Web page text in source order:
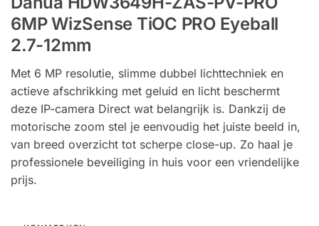
6MP WizSense TiOC PRO Eyeball
2.7-12mm
Met 6 MP resolutie, slimme dubbel lichttechniek en
actieve afschrikking met geluid en licht beschermt
deze IP-camera Direct wat belangrijk is. Dankzij de
motorische zoom stel je eenvoudig het juiste beeld in,
van breed overzicht tot scherpe close-up. Zo haal je
professionele beveiliging in huis voor een vriendelijke
prijs.